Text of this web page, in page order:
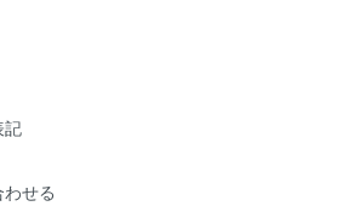
記
せる